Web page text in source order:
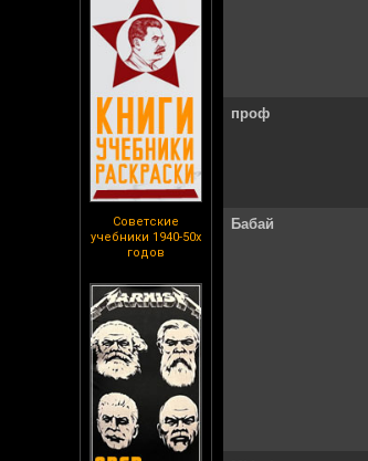
Советские
учебники 1940-50х
годов
проф
Бабай